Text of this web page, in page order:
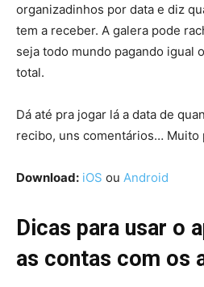
organizadinhos por data e diz
tem a receber. A galera pode
seja todo mundo pagando igual
total.
Dá até pra jogar lá a data de
recibo, uns comentários… Muito
Download: iOS ou Android
Dicas para usar o
as contas com os